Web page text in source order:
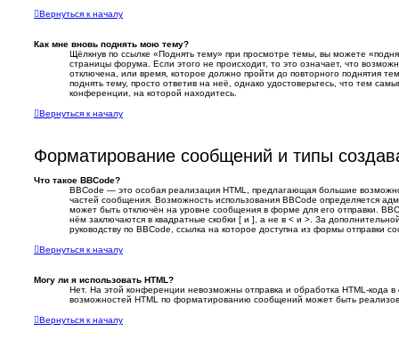
Вернуться к началу
Как мне вновь поднять мою тему?
Щёлкнув по ссылке «Поднять тему» при просмотре темы, вы можете
страницы форума. Если этого не происходит, то это означает, что
отключена, или время, которое должно пройти до повторного поднятия
поднять тему, просто ответив на неё, однако удостоверьтесь, что тем
конференции, на которой находитесь.
Вернуться к началу
Форматирование сообщений и типы
Что такое BBCode?
BBCode — это особая реализация HTML, предлагающая большие
частей сообщения. Возможность использования BBCode определяется
может быть отключён на уровне сообщения в форме для его отправки.
нём заключаются в квадратные скобки [ и ], а не в < и >. За
руководству по BBCode, ссылка на которое доступна из формы отправки
Вернуться к началу
Могу ли я использовать HTML?
Нет. На этой конференции невозможны отправка и обработка HTML-кода
возможностей HTML по форматированию сообщений может быть
Вернуться к началу